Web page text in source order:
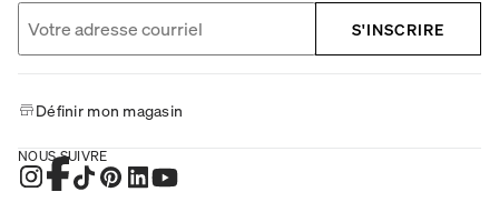
S'INSCRIRE
Définir mon magasin
NOUS SUIVRE